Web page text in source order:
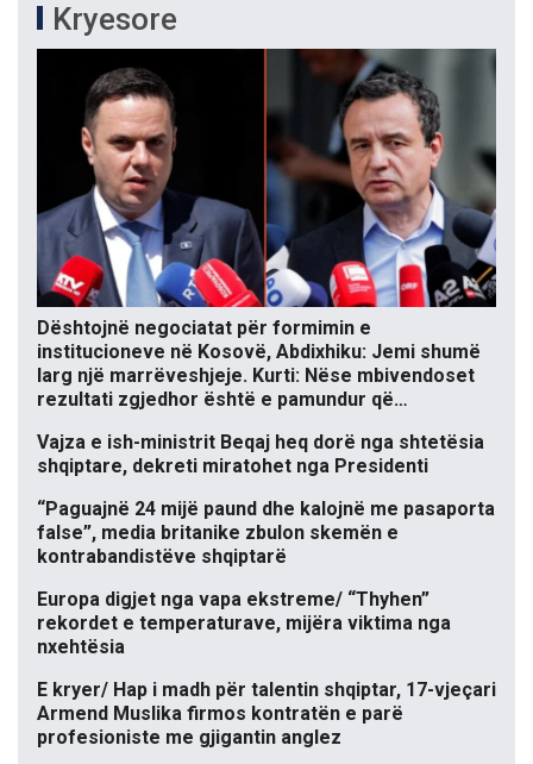
Kryesore
Dështojnë negociatat për formimin e
institucioneve në Kosovë, Abdixhiku: Jemi shumë
larg një marrëveshjeje. Kurti: Nëse mbivendoset
rezultati zgjedhor është e pamundur që…
Vajza e ish-ministrit Beqaj heq dorë nga shtetësia
shqiptare, dekreti miratohet nga Presidenti
“Paguajnë 24 mijë paund dhe kalojnë me pasaporta
false”, media britanike zbulon skemën e
kontrabandistëve shqiptarë
Europa digjet nga vapa ekstreme/ “Thyhen”
rekordet e temperaturave, mijëra viktima nga
nxehtësia
E kryer/ Hap i madh për talentin shqiptar, 17-vjeçari
Armend Muslika firmos kontratën e parë
profesioniste me gjigantin anglez